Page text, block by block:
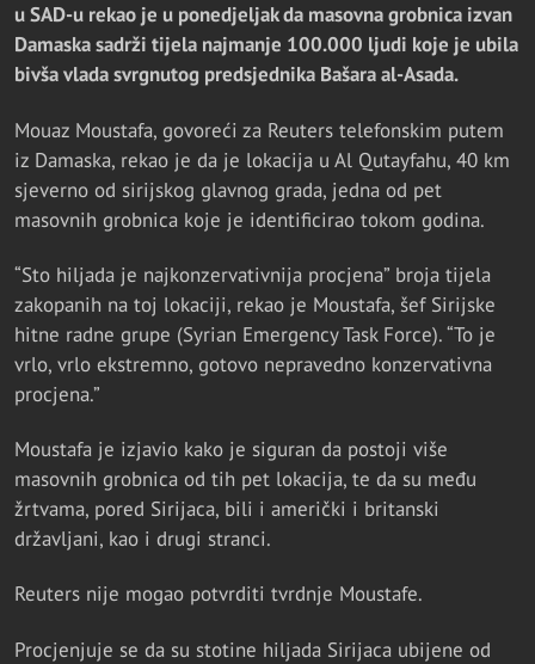
u SAD-u rekao je u ponedjeljak da masovna grobnica izvan
Damaska ​​sadrži tijela najmanje 100.000 ljudi koje je ubila
bivša vlada svrgnutog predsjednika Bašara al-Asada.
Mouaz Moustafa, govoreći za Reuters telefonskim putem
iz Damaska, rekao je da je lokacija u Al Qutayfahu, 40 km
sjeverno od sirijskog glavnog grada, jedna od pet
masovnih grobnica koje je identificirao tokom godina.
“Sto hiljada je najkonzervativnija procjena” broja tijela
zakopanih na toj lokaciji, rekao je Moustafa, šef Sirijske
hitne radne grupe (Syrian Emergency Task Force). “To je
vrlo, vrlo ekstremno, gotovo nepravedno konzervativna
procjena.”
Moustafa je izjavio kako je siguran da postoji više
masovnih grobnica od tih pet lokacija, te da su među
žrtvama, pored Sirijaca, bili i američki i britanski
državljani, kao i drugi stranci.
Reuters nije mogao potvrditi tvrdnje Moustafe.
Procjenjuje se da su stotine hiljada Sirijaca ubijene od